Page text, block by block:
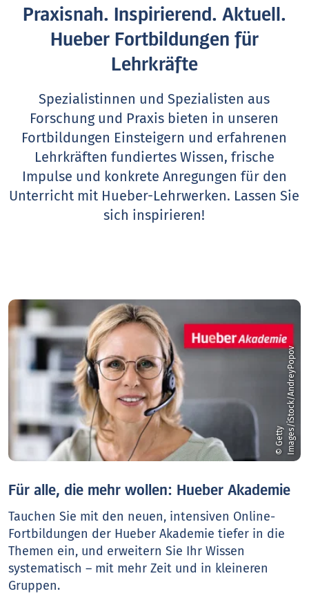
Praxisnah. Inspirierend. Aktuell.
Hueber Fortbildungen für
Lehrkräfte
Spezialistinnen und Spezialisten aus
Forschung und Praxis bieten in unseren
Fortbildungen Einsteigern und erfahrenen
Lehrkräften fundiertes Wissen, frische
Impulse und konkrete Anregungen für den
Unterricht mit Hueber-Lehrwerken. Lassen Sie
sich inspirieren!
©
G
e
t
t
y
I
m
a
g
e
s
/
i
S
t
o
c
k
/
A
n
d
r
e
y
P
o
p
ov
Für alle, die mehr wollen: Hueber Akademie
Tauchen Sie mit den neuen, intensiven Online-
Fortbildungen der Hueber Akademie tiefer in die
Themen ein, und erweitern Sie Ihr Wissen
systematisch – mit mehr Zeit und in kleineren
Gruppen.